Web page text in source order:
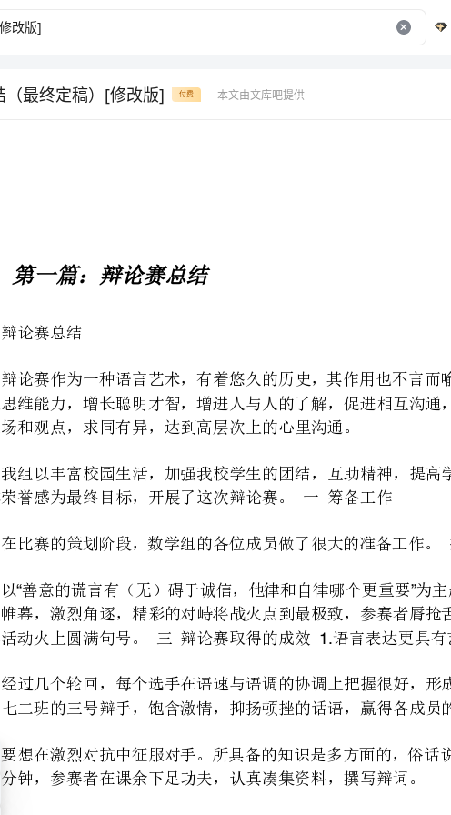
（最终定稿）[修改版] 付费 本文由文库吧提供
体感，希望这点不足在今后的活动中能得以弥补。宽口井中石油学校，数学组
第二篇：辩论赛总结
集体荣誉感为最终目标，开展了这次辩论赛。一筹备工作
1.
2. 中，七二班的三号辩手，饱含激情，抑扬顿挫的话语，赢得各成员的赞许目光。知识结构完备
“”
彩几分钟，参赛者在课余下足功夫，认真凑集资料，撰写辩词。